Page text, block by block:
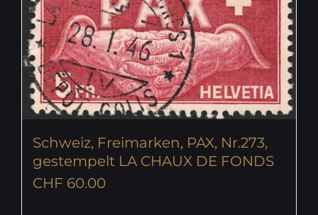
Schweiz, Freimarken, PAX, Nr.273,
gestempelt LA CHAUX DE FONDS
CHF 60.00